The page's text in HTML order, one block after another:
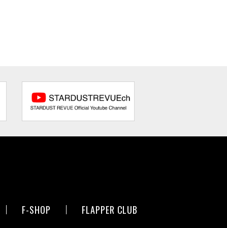
F-SHOP FLAPPER CLUB